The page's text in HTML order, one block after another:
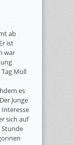
ab
ist
war
Müll
es
Junge
sich auf